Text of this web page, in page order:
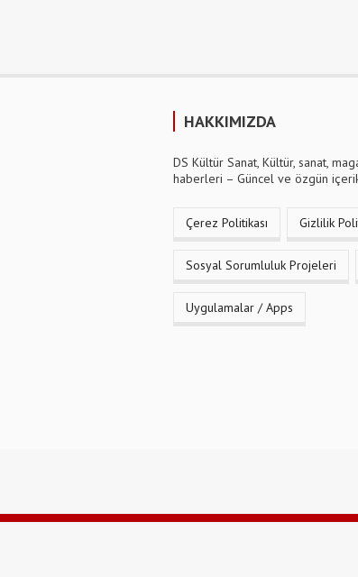
HAKKIMIZDA
DS Kültür Sanat, Kültür, sanat,
haberleri – Güncel ve özgün
Çerez Politikası Gizlilik
Sosyal Sorumluluk Projeleri
Uygulamalar / Apps